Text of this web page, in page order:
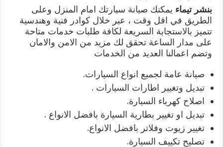
بنشر تيماء يمكنك صيانة سيارتك امام المنزل وعلى
الطريق في اقل وقت ، عبر خلال كوادر فنية وهندسية
تتميز بالاستجابة السريعة لكافة طلبات خدمات متاحة
على مدار الساعة تحقق لك مزيد من الامن والامان
وتضم اعمالنا العديد من الخدمات
صيانة عامة لجميع انواع السيارات.
تبديل وتغيير اطارات السيارات .
اصلاح كهرباء السيارة.
تبديل او تغيير بطارية السيارة بافضل الانواع .
تغيير زيوت وفلاتر بافضل الانواع.
تصليح تكييف السيارة.